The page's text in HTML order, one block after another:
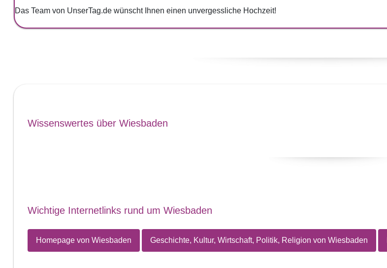
Das Team von UnserTag.de wünscht Ihnen einen unvergessliche Hochzeit!
Wissenswertes über Wiesbaden
Wichtige Internetlinks rund um Wiesbaden
Homepage von Wiesbaden Geschichte, Kultur, Wirtschaft, Politik, Religion von Wiesbaden